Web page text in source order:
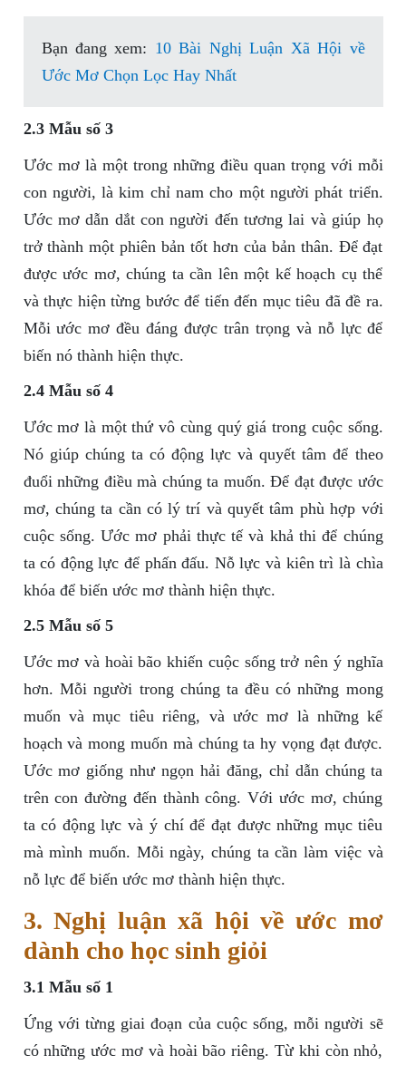
Bạn đang xem: 10 Bài Nghị Luận Xã Hội về
Ước Mơ Chọn Lọc Hay Nhất
2.3 Mẫu số 3
Ước mơ là một trong những điều quan trọng với mỗi
con người, là kim chỉ nam cho một người phát triển.
Ước mơ dẫn dắt con người đến tương lai và giúp họ
trở thành một phiên bản tốt hơn của bản thân. Để đạt
được ước mơ, chúng ta cần lên một kế hoạch cụ thể
và thực hiện từng bước để tiến đến mục tiêu đã đề ra.
Mỗi ước mơ đều đáng được trân trọng và nỗ lực để
biến nó thành hiện thực.
2.4 Mẫu số 4
Ước mơ là một thứ vô cùng quý giá trong cuộc sống.
Nó giúp chúng ta có động lực và quyết tâm để theo
đuổi những điều mà chúng ta muốn. Để đạt được ước
mơ, chúng ta cần có lý trí và quyết tâm phù hợp với
cuộc sống. Ước mơ phải thực tế và khả thi để chúng
ta có động lực để phấn đấu. Nỗ lực và kiên trì là chìa
khóa để biến ước mơ thành hiện thực.
2.5 Mẫu số 5
Ước mơ và hoài bão khiến cuộc sống trở nên ý nghĩa
hơn. Mỗi người trong chúng ta đều có những mong
muốn và mục tiêu riêng, và ước mơ là những kế
hoạch và mong muốn mà chúng ta hy vọng đạt được.
Ước mơ giống như ngọn hải đăng, chỉ dẫn chúng ta
trên con đường đến thành công. Với ước mơ, chúng
ta có động lực và ý chí để đạt được những mục tiêu
mà mình muốn. Mỗi ngày, chúng ta cần làm việc và
nỗ lực để biến ước mơ thành hiện thực.
3. Nghị luận xã hội về ước mơ
dành cho học sinh giỏi
3.1 Mẫu số 1
Ứng với từng giai đoạn của cuộc sống, mỗi người sẽ
có những ước mơ và hoài bão riêng. Từ khi còn nhỏ,